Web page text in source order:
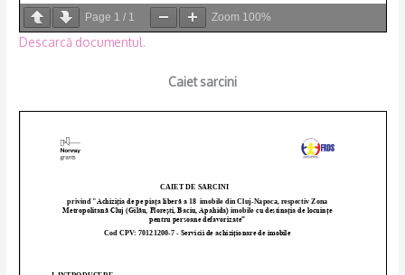
Page 1 / 1 Zoom 100%
Descarcă documentul.
Caiet sarcini